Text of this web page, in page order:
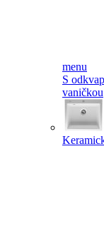
menu
S
vaničkou